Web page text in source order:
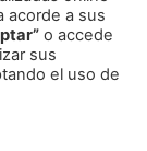
acorde a sus
o accede
sus
el uso de